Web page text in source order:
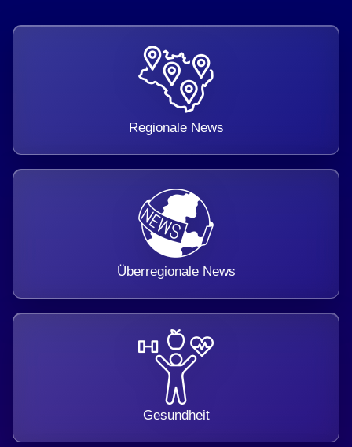
Regionale News
Überregionale News
Gesundheit